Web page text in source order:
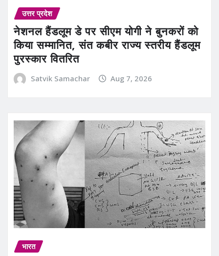
उत्तर प्रदेश
नेशनल हैंडलूम डे पर सीएम योगी ने बुनकरों को
किया सम्मानित, संत कबीर राज्य स्तरीय हैंडलूम
पुरस्कार वितरित
Satvik Samachar Aug 7, 2026
भारत